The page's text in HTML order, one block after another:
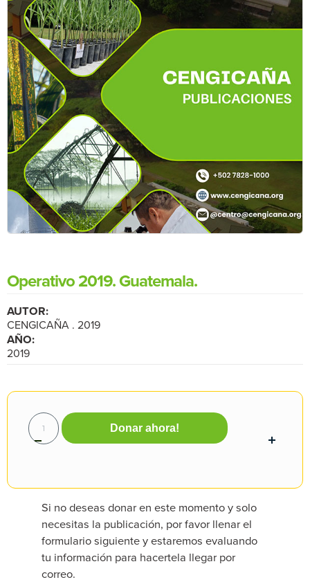
Operativo 2019. Guatemala.
AUTOR:
CENGICAÑA . 2019
AÑO:
2019
Donar ahora!
Si no deseas donar en este momento y solo
necesitas la publicación, por favor llenar el
formulario siguiente y estaremos evaluando
tu información para hacertela llegar por
correo.